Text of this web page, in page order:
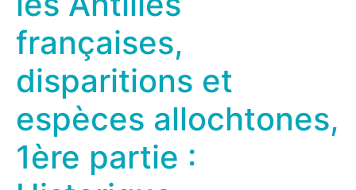
françaises,
disparitions et
espèces allochtones,
1ère partie :